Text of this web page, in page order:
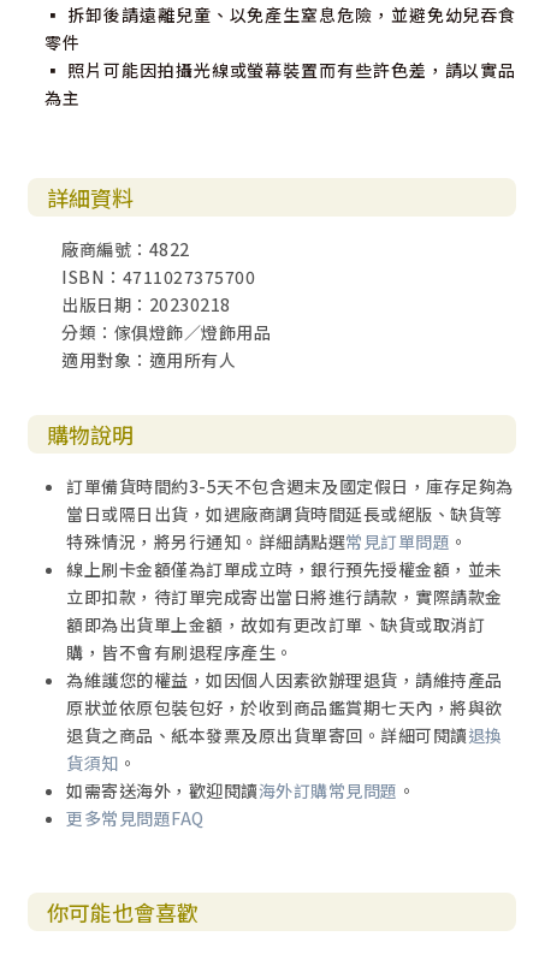
▪️ 拆卸後請遠離兒童、以免產生窒息危險，並避免幼兒吞食
零件
▪️ 照片可能因拍攝光線或螢幕裝置而有些許色差，請以實品
為主
詳細資料
廠商編號：4822
ISBN：4711027375700
出版日期：20230218
分類：傢俱燈飾／燈飾用品
適用對象：適用所有人
購物說明
訂單備貨時間約3-5天不包含週末及國定假日，庫存足夠為
當日或隔日出貨，如遇廠商調貨時間延長或絕版、缺貨等
特殊情況，將另行通知。詳細請點選常見訂單問題 。
線上刷卡金額僅為訂單成立時，銀行預先授權金額，並未
立即扣款，待訂單完成寄出當日將進行請款，實際請款金
額即為出貨單上金額，故如有更改訂單、缺貨或取消訂
購，皆不會有刷退程序產生。
為維護您的權益，如因個人因素欲辦理退貨，請維持產品
原狀並依原包裝包好，於收到商品鑑賞期七天內，將與欲
退貨之商品、紙本發票及原出貨單寄回。詳細可閱讀退換
貨須知 。
如需寄送海外，歡迎閱讀海外訂購常見問題 。
更多常見問題FAQ
你可能也會喜歡